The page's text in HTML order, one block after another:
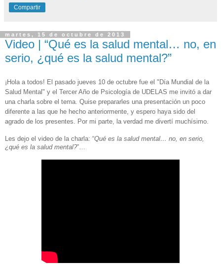
Compartir
martes, 15 de octubre de 2013
Video | “Qué es la salud mental… no, en
serio, ¿qué es la salud mental?”
¡Hola a todos! El pasado jueves 10 de octubre fue el "Día Mundial de la
Salud Mental" y el Tercer Año de Psicología de UDELAS me invitó a dar
una charla sobre el tema. Quise prepararles una presentación un poco
diferente a las que he hecho anteriormente, y espero haya sido del
agrado de los presentes. Por mi parte, la verdad me divertí muchísimo.
Les dejo el video de la charla: “Qué es la salud mental… no, en serio,
¿qué es la salud mental?”…